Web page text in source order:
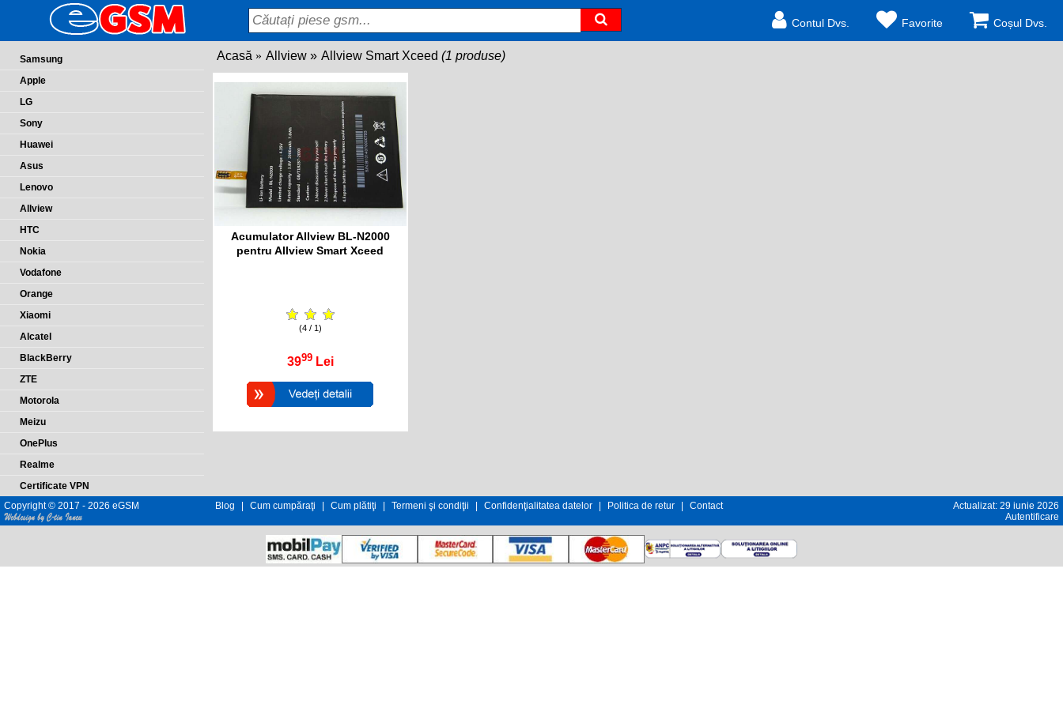
Contul Dvs. Favorite Coșul Dvs.
Samsung
Apple
LG
Sony
Huawei
Asus
Lenovo
Allview
HTC
Nokia
Vodafone
Orange
Xiaomi
Alcatel
BlackBerry
ZTE
Motorola
Meizu
OnePlus
Realme
Certificate VPN
Acasă Allview Allview Smart Xceed (1 produse)
Acumulator Allview BL-N2000
pentru Allview Smart Xceed
(4 / 1)
3999 Lei
Copyright © 2017 - 2026 eGSM Blog Cum cumpăraţi Cum plătiţi Termeni şi condiţii Confidenţialitatea datelor Politica de retur Contact
Actualizat: 29 iunie 2026
Autentificare